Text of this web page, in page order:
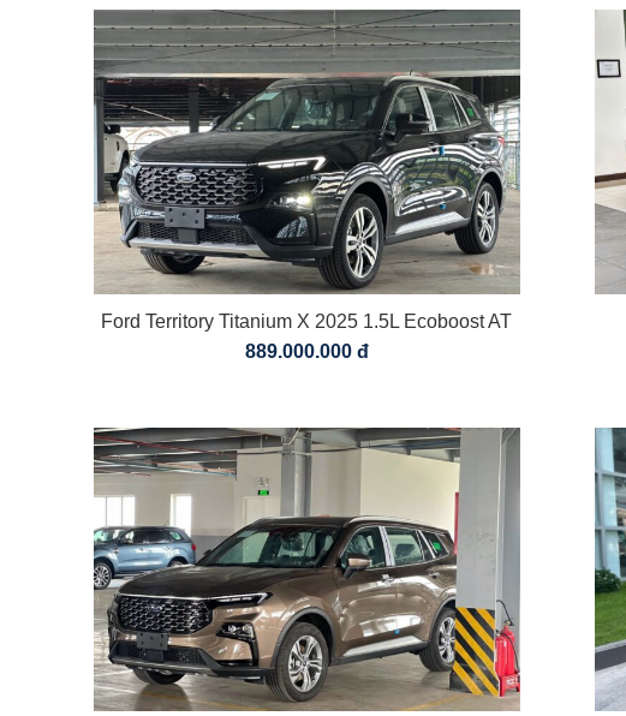
Ford Territory Titanium X 2025 1.5L Ecoboost AT
889.000.000 đ